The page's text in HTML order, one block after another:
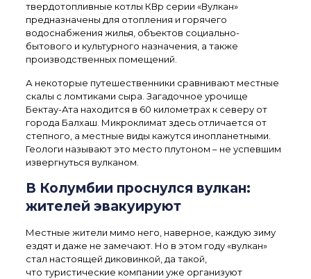
твердотопливные котлы КВр серии «Вулкан»
предназначены для отопления и горячего
водоснабжения жилья, объектов социально-
бытового и культурного назначения, а также
производственных помещений.
А некоторые путешественники сравнивают местные
скалы с ломтиками сыра. Загадочное урочище
Бектау-Ата находится в 60 километрах к северу от
города Балхаш. Микроклимат здесь отличается от
степного, а местные виды кажутся инопланетными.
Геологи называют это место плутоном – не успевшим
извергнуться вулканом.
В Колумбии проснулся вулкан:
жителей эвакуируют
Местные жители мимо него, наверное, каждую зиму
ездят и даже не замечают. Но в этом году «вулкан»
стал настоящей диковинкой, да такой,
что туристические компании уже организуют